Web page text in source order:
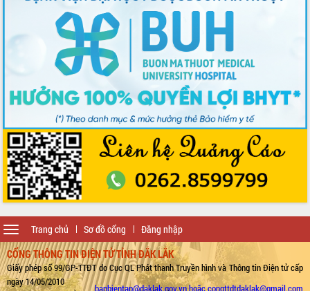
Trang chủ Sơ đồ cổng Đăng nhập
Toggle
navigation
CỔNG THÔNG TIN ĐIỆN TỬ TỈNH ĐẮK LẮK
Giấy phép số 99/GP-TTĐT do Cục QL Phát thanh Truyền hình và Thông tin Điện tử cấp
ngày 14/05/2010
banbientap@daklak.gov.vn hoặc congttdtdaklak@gmail.com